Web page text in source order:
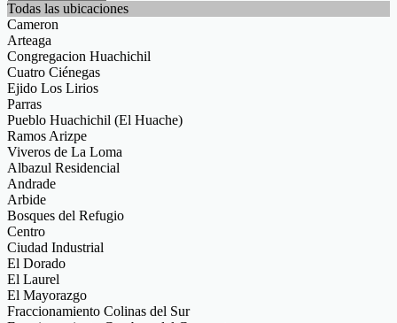
Todas las ubicaciones
Cameron
Arteaga
Congregacion Huachichil
Cuatro Ciénegas
Ejido Los Lirios
Parras
Pueblo Huachichil (El Huache)
Ramos Arizpe
Viveros de La Loma
Albazul Residencial
Andrade
Arbide
Bosques del Refugio
Centro
Ciudad Industrial
El Dorado
El Laurel
El Mayorazgo
Fraccionamiento Colinas del Sur